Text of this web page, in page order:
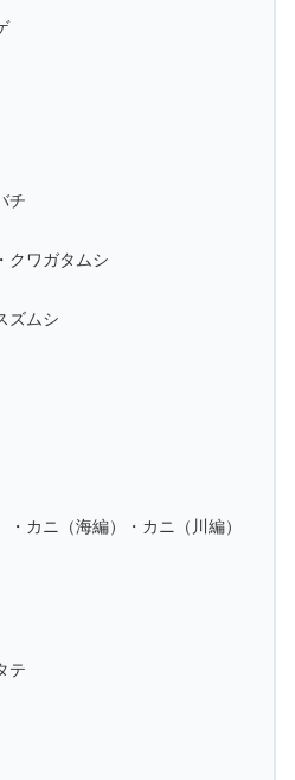
チ
クワガタムシ
ズムシ
・カニ（海編）・カニ（川編）
テ